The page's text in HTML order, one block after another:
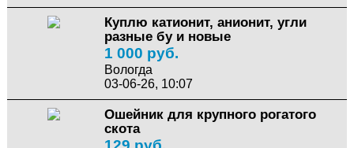
Куплю катионит, анионит, угли
разные бу и новые
1 000 руб.
Вологда
03-06-26, 10:07
Ошейник для крупного рогатого
скота